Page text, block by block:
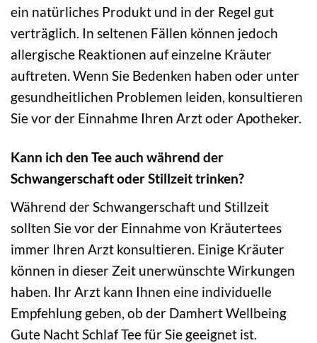
ein natürliches Produkt und in der Regel gut
verträglich. In seltenen Fällen können jedoch
allergische Reaktionen auf einzelne Kräuter
auftreten. Wenn Sie Bedenken haben oder unter
gesundheitlichen Problemen leiden, konsultieren
Sie vor der Einnahme Ihren Arzt oder Apotheker.
Kann ich den Tee auch während der
Schwangerschaft oder Stillzeit trinken?
Während der Schwangerschaft und Stillzeit
sollten Sie vor der Einnahme von Kräutertees
immer Ihren Arzt konsultieren. Einige Kräuter
können in dieser Zeit unerwünschte Wirkungen
haben. Ihr Arzt kann Ihnen eine individuelle
Empfehlung geben, ob der Damhert Wellbeing
Gute Nacht Schlaf Tee für Sie geeignet ist.